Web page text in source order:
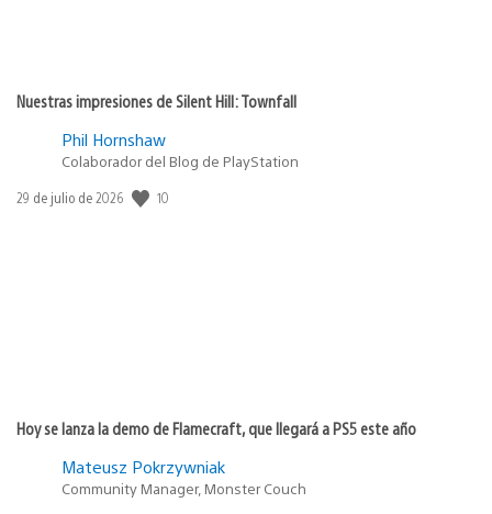
Nuestras impresiones de Silent Hill: Townfall
Phil Hornshaw
Colaborador del Blog de PlayStation
Fecha
29 de julio de 2026 10
Hoy se lanza la demo de Flamecraft, que llegará a PS5 este año
Mateusz Pokrzywniak
Community Manager, Monster Couch